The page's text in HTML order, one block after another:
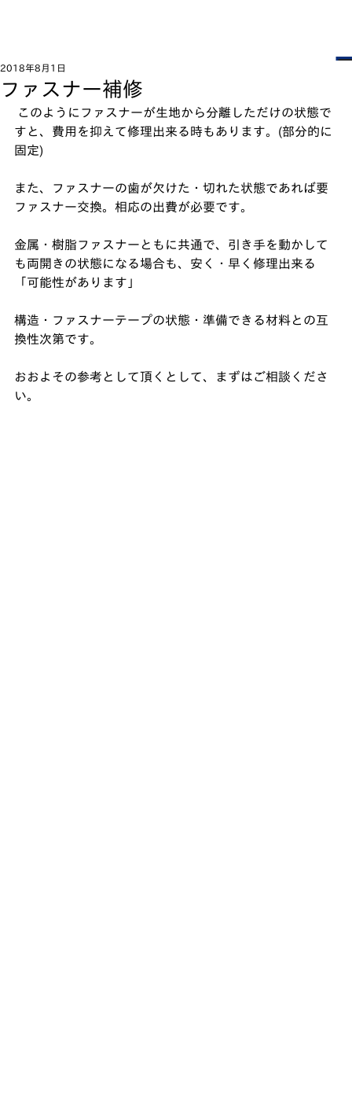
ファスナー補修
2018年8月1日
すと、費用を抑えて修理出来る時もあります。(部分的に
固定)﻿
また、ファスナーの歯が欠けた・切れた状態であれば要
ファスナー交換。相応の出費が必要です。﻿
金属・樹脂ファスナーともに共通で、引き手を動かして
も両開きの状態になる場合も、安く・早く修理出来る
「可能性があります」﻿
構造・ファスナーテープの状態・準備できる材料との互
換性次第です。﻿
おおよその参考として頂くとして、まずはご相談くださ
い。﻿